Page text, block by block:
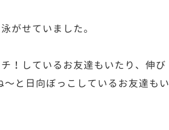
がせていました。
！しているお友達もいたり、伸び
と日向ぼっこしているお友達もい